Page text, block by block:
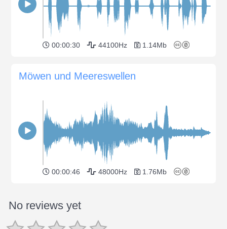
00:00:30 44100Hz 1.14Mb
Möwen und Meereswellen
00:00:46 48000Hz 1.76Mb
No reviews yet